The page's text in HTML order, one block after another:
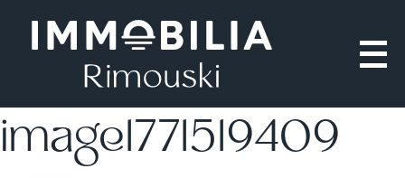
image1771519409